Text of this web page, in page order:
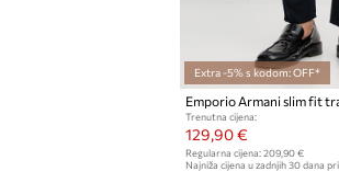
Extra -5% s kodom: OFF*
Trenutna cijena:
129,90 €
Regularna cijena: 209,90 €
Najniža cijena u zadnjih 30 dana